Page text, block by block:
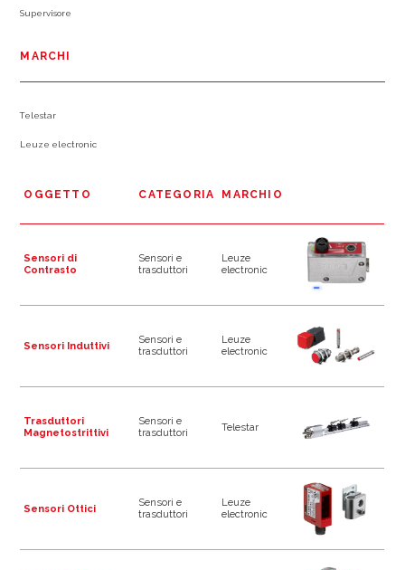
Supervisore
MARCHI
Telestar
Leuze electronic
OGGETTO CATEGORIA MARCHIO
Sensori di
Contrasto
Sensori e
trasduttori
Leuze
electronic
Sensori Induttivi
Sensori e
trasduttori
Leuze
electronic
Trasduttori
Magnetostrittivi
Sensori e
trasduttori
Telestar
Sensori Ottici
Sensori e
trasduttori
Leuze
electronic